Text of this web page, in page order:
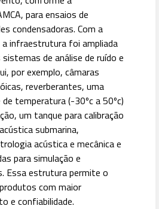
para ensaios de
condensadoras. Com a
a infraestrutura foi ampliada
de análise de ruído e
por exemplo, câmaras
reverberantes, uma
temperatura (-30ºc a 50ºc)
um tanque para calibração
submarina,
acústica e mecânica e
para simulação e
Essa estrutura permite o
com maior
e confiabilidade.